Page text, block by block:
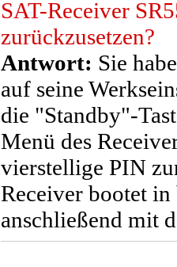
SAT-Receiver
zurückzusetzen?
Antwort: Sie
auf seine
die "Standby"-
Menü des
vierstellige PIN
Receiver bootet
anschließend mit